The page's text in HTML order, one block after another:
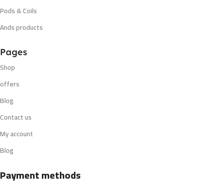
Pods & Coils
Ands products
Pages
Shop
offers
Blog
Contact us
My account
Blog
Payment methods